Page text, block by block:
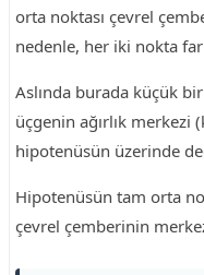
orta noktası çevrel
nedenle, her iki nokta
Aslında burada küçük
üçgenin ağırlık merkezi
hipotenüsün üzerinde
Hipotenüsün tam orta
çevrel çemberinin